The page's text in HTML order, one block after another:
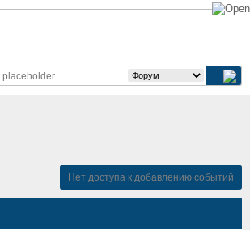
Нет доступа к добавлению событий